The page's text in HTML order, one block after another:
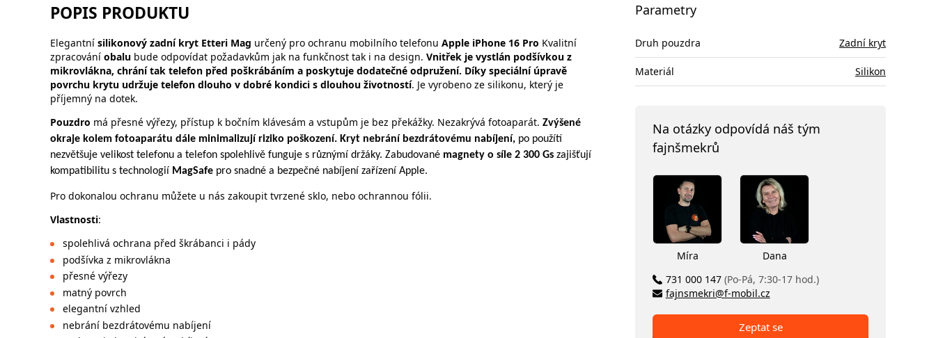
POPIS PRODUKTU
Elegantní silikonový zadní kryt Etteri Mag určený pro ochranu mobilního telefonu Apple iPhone 16 Pro Kvalitní
zpracování obalu bude odpovídat požadavkům jak na funkčnost tak i na design. Vnitřek je vystlán podšívkou z
mikrovlákna, chrání tak telefon před poškrábáním a poskytuje dodatečné odpružení. Díky speciální úpravě
povrchu krytu udržuje telefon dlouho v dobré kondici s dlouhou životností. Je vyrobeno ze silikonu, který je
příjemný na dotek.
Pouzdro má přesné výřezy, přístup k bočním klávesám a vstupům je bez překážky. Nezakrývá fotoaparát. Zvýšené
okraje kolem fotoaparátu dále minimalizují riziko poškození. Kryt nebrání bezdrátovému nabíjení, po použítí
nezvětšuje velikost telefonu a telefon spolehlivě funguje s různýmí držáky. Zabudované magnety o síle 2 300 Gs zajišťují
kompatibilitu s technologií MagSafe pro snadné a bezpečné nabíjení zařízení Apple.
Pro dokonalou ochranu můžete u nás zakoupit tvrzené sklo, nebo ochrannou fólii.
Vlastnosti:
spolehlivá ochrana před škrábanci i pády
podšívka z mikrovlákna
přesné výřezy
matný povrch
elegantní vzhled
nebrání bezdrátovému nabíjení
Parametry
Druh pouzdra Zadní kryt
Materiál Silikon
Na otázky odpovídá náš tým
fajnšmekrů
Míra
Dana
731 000 147 (Po-Pá, 7:30-17 hod.)
fajnsmekri@f-mobil.cz
Zeptat se